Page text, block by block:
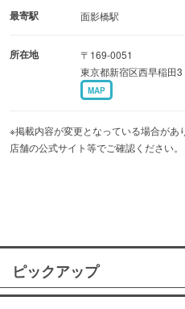
最寄駅 面影橋駅
所在地
〒169-0051
東京都新宿区西早稲田3
MAP
※掲載内容が変更となっている場合があ
店舗の公式サイト等でご確認ください。
ピックアップ